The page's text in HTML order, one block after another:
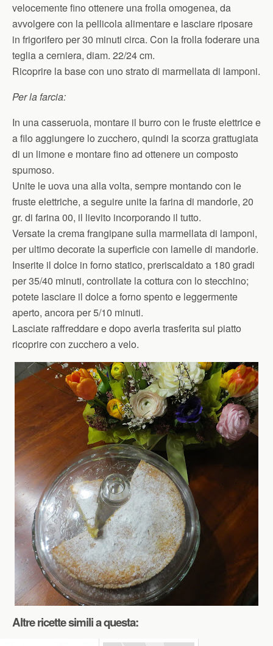
velocemente fino ottenere una frolla omogenea, da
avvolgere con la pellicola alimentare e lasciare riposare
in frigorifero per 30 minuti circa. Con la frolla foderare una
teglia a cerniera, diam. 22/24 cm.
Ricoprire la base con uno strato di marmellata di lamponi.
Per la farcia:
In una casseruola, montare il burro con le fruste elettrice e
a filo aggiungere lo zucchero, quindi la scorza grattugiata
di un limone e montare fino ad ottenere un composto
spumoso.
Unite le uova una alla volta, sempre montando con le
fruste elettriche, a seguire unite la farina di mandorle, 20
gr. di farina 00, il lievito incorporando il tutto.
Versate la crema frangipane sulla marmellata di lamponi,
per ultimo decorate la superficie con lamelle di mandorle.
Inserite il dolce in forno statico, preriscaldato a 180 gradi
per 35/40 minuti, controllate la cottura con lo stecchino;
potete lasciare il dolce a forno spento e leggermente
aperto, ancora per 5/10 minuti.
Lasciate raffreddare e dopo averla trasferita sul piatto
ricoprire con zucchero a velo.
Altre ricette simili a questa: